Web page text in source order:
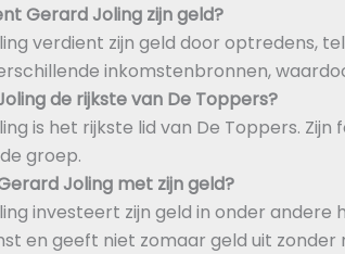
Gerard Joling zijn geld?
verdient zijn geld door optredens,
inkomstenbronnen,
de rijkste van De Toppers?
is het rijkste lid van De Toppers.
groep.
Joling met zijn geld?
investeert zijn geld in onder andere
en geeft niet zomaar geld uit zonder